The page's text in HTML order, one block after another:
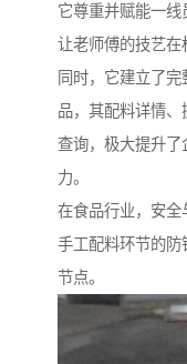
它尊重并赋能一线
让老师傅的技艺在
同时，它建立了
品，其配料详情
查询，极大提升了
力。
在食品行业，安全
手工配料环节的防
节点。